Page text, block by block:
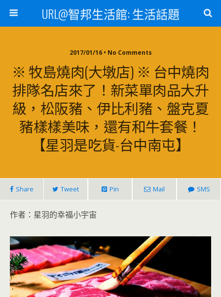
URL@智邦生活館: 生活話題
2017/01/16 • No Comments
※ 牧島燒肉(大墩店) ※ 台中燒肉
排隊名店來了！新菜單肉品大升
級，松阪豬、伊比利豬、盤克夏
豬樣樣美味，還有和牛套餐！
【星羽是吃貨-台中南屯】
Share Tweet Pin Mail SMS
作者：星羽的幸福小宇宙